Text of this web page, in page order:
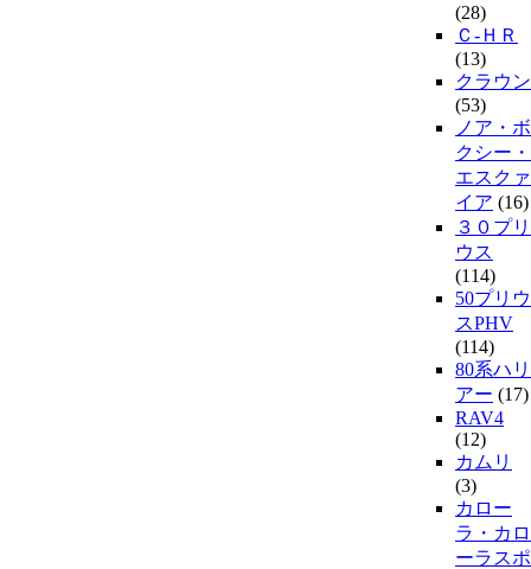
(28)
Ｃ-ＨＲ
(13)
クラウン
(53)
ノア・ボ
クシー・
エスクァ
イア (16)
３０プリ
ウス
(114)
50プリウ
スPHV
(114)
80系ハリ
アー (17)
RAV4
(12)
カムリ
(3)
カロー
ラ・カロ
ーラスポ